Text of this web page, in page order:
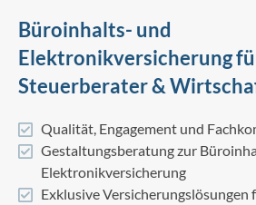
Büroinhalts- und
Elektronikversicherung
Steuerberater &
Qualität, Engagement und
Gestaltungsberatung zur
Elektronikversicherung
Exklusive Versicherungslösungen